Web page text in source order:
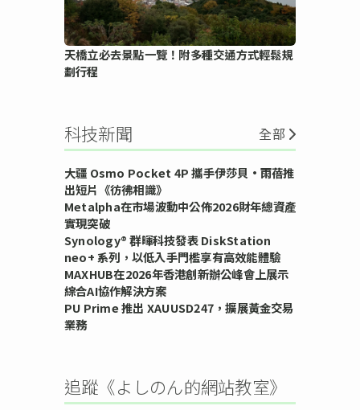
天橋立必去景點一覽！附多種交通方式輕鬆規
劃行程
科技新聞 全部
大疆 Osmo Pocket 4P 攜手伊莎貝•雨蓓推
出短片《彷彿相識》
Metalpha在市場波動中公佈2026財年總資產
實現突破
Synology® 群暉科技發表 DiskStation
neo+ 系列，以低入手門檻享有高效能體驗
MAXHUB在2026年香港創新辦公峰會上展示
綜合AI協作解決方案
PU Prime 推出 XAUUSD247，擴展黃金交易
業務
追蹤《よしのん的網站教室》